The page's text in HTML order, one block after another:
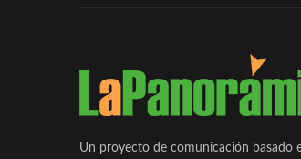
Un proyecto de comunicación basado